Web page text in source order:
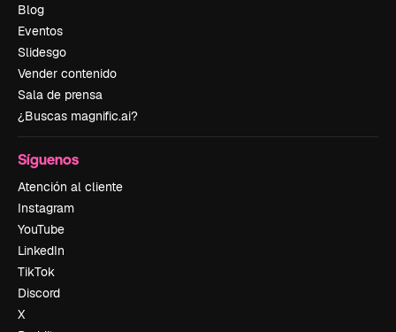
Blog
Eventos
Slidesgo
Vender contenido
Sala de prensa
¿Buscas magnific.ai?
Síguenos
Atención al cliente
Instagram
YouTube
LinkedIn
TikTok
Discord
X